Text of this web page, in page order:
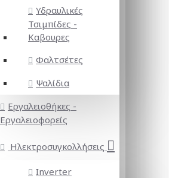
Υδραυλικές
Τσιμπίδες -
Καβουρες
Φαλτσέτες
Ψαλίδια
Εργαλειοθήκες -
Εργαλειοφορείς
Ηλεκτροσυγκολλήσεις
Inverter